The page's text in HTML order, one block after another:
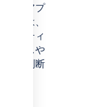
けるアプ
れは、
ューティ
マンスや
かを判断